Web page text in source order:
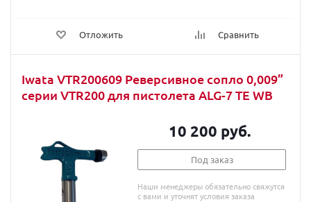
Отложить Сравнить
Iwata VTR200609 Реверсивное сопло 0,009”
серии VTR200 для пистолета ALG-7 TE WB
10 200 руб.
Под заказ
Наши менеджеры обязательно свяжутся
с вами и уточнят условия заказа